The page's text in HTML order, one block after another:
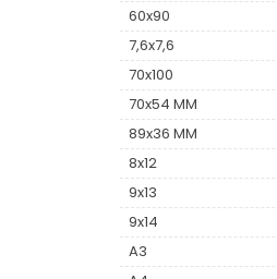
60x90
7,6x7,6
70x100
70x54 MM
89x36 MM
8x12
9x13
9x14
A3